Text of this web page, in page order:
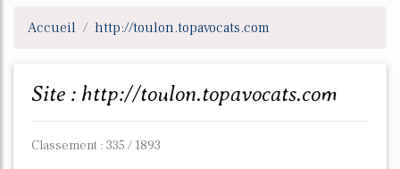
Accueil http://toulon.topavocats.com
Site : http://toulon.topavocats.com
Classement : 335 / 1893